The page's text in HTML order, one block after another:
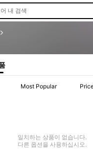
내 검색
Most Popular
일치하는 상품이 없습니다.
다른 옵션을 사용하십시오.